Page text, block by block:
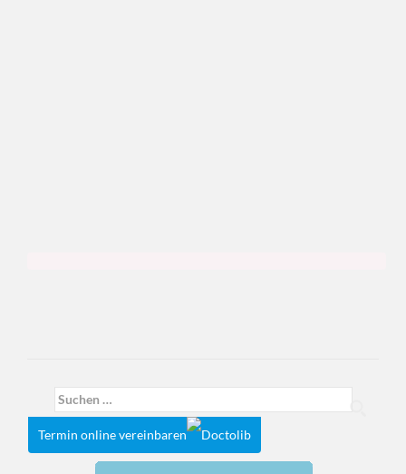
Suchen
nach:
Termin online vereinbaren